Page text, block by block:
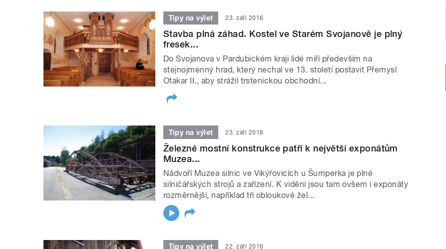
Tipy na výlet 23. září 2016
Stavba plná záhad. Kostel ve Starém Svojanově je plný
fresek...
Do Svojanova v Pardubickém kraji lidé míří především na
stejnojmenný hrad, který nechal ve 13. století postavit Přemysl
Otakar II., aby strážil trstenickou obchodní...
Tipy na výlet 23. září 2016
Železné mostní konstrukce patří k největší exponátům
Muzea...
Nádvoří Muzea silnic ve Vikýřovicích u Šumperka je plné
silničářských strojů a zařízení. K vidění jsou tam ovšem i exponáty
rozměrnější, například tři obloukové žel...
Tipy na výlet 22. září 2016